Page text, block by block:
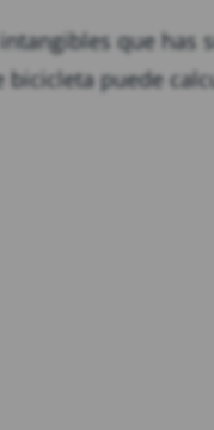
que has
puede